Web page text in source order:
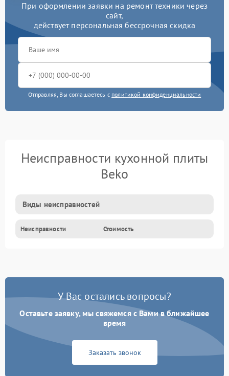
При оформлении заявки на ремонт техники через
сайт,
действует персональная бессрочная скидка
Отправляя, Вы соглашаетесь с политикой конфиденциальности
Неисправности кухонной плиты
Beko
Виды неисправностей
Неисправности Стоимость
У Вас остались вопросы?
Оставьте заявку, мы свяжемся с Вами в ближайшее
время
Заказать звонок